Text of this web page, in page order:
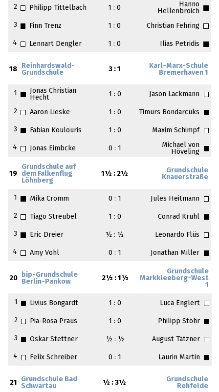
2
Philipp Tittelbach 1 : 0
Hanno
Hellenbroich
3
Finn Trenz 1 : 0 Christian Fehring
4 Lennart Dengler 1 : 0 Ilias Petridis
18
Reinhardswald-
Grundschule
3 : 1
Karl-Marx-Schule
Bremerhaven 1
1
Jonas Christian
Hecht
1 : 0 Jason Lackmann
2 Aaron Lieske 1 : 0 Timurs Bondarcuks
3 Fabian Koulouris 1 : 0 Maxim Schimpf
4 Jonas Eimbcke 0 : 1
Michael von
Höveling
19
Grundschule auf
dem Falkenflug
Löhnberg
1½ : 2½
Grundschule
Knauerstraße
1 Mika Cromm 0 : 1 Jules Heitmann
2 Tiago Streubel 1 : 0 Conrad Kruhl
3 Eric Dreier ½ : ½ Leonardo Flüs
4 Amy Vohl 0 : 1 Jonathan Miller
20
bip-Grundschule
Berlin-Pankow
2½ : 1½
Grundschule
Markkleeberg-West
1
1 Livius Bongardt 1 : 0 Luca Englert
2 Pia-Rosa Praus 1 : 0 Philipp Stöhr
3 Oskar Stettner ½ : ½ August Tätzner
4 Felix Schreiber 0 : 1 Laurin Martin
21
Grundschule Bad
Schwartau
½ : 3½
Grundschule
Rehfelde